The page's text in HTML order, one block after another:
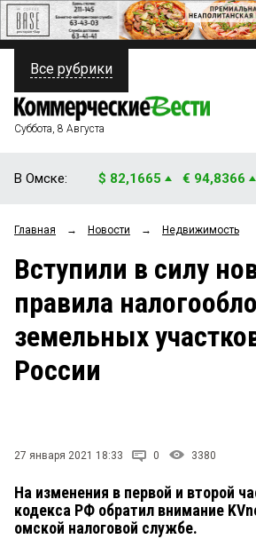
ПОЛИТИКА
ФИНАНСЫ
ОБЩЕСТВО
ЗАКОН
НОВОСТИ КОМПАНИЙ
Все рубрики
Суббота, 8 Августа
В Омске: $ 82,1665 € 94,8366
Главная → Новости → Недвижимость
Вступили в силу
правила
земельных
России
27 января 2021 18:33 0 3380
На изменения в первой и второй
кодекса РФ обратил внимание
омской налоговой службе.